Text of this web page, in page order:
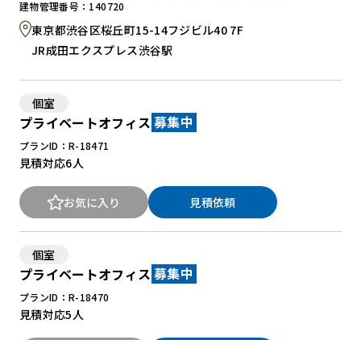
建物管理番号：140720
東京都渋谷区桜丘町15-14フジビル40 7F
JR成田エクスプレス渋谷駅
個室
プライベートオフィス 募集中
プランID：R-18471
見積対応6人
お気に入り 見積依頼
個室
プライベートオフィス 募集中
プランID：R-18470
見積対応5人